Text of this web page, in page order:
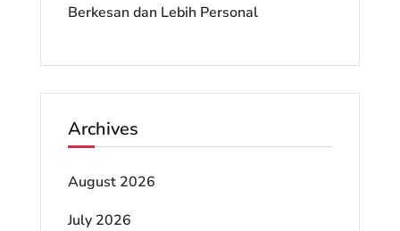
Berkesan dan Lebih Personal
Archives
August 2026
July 2026